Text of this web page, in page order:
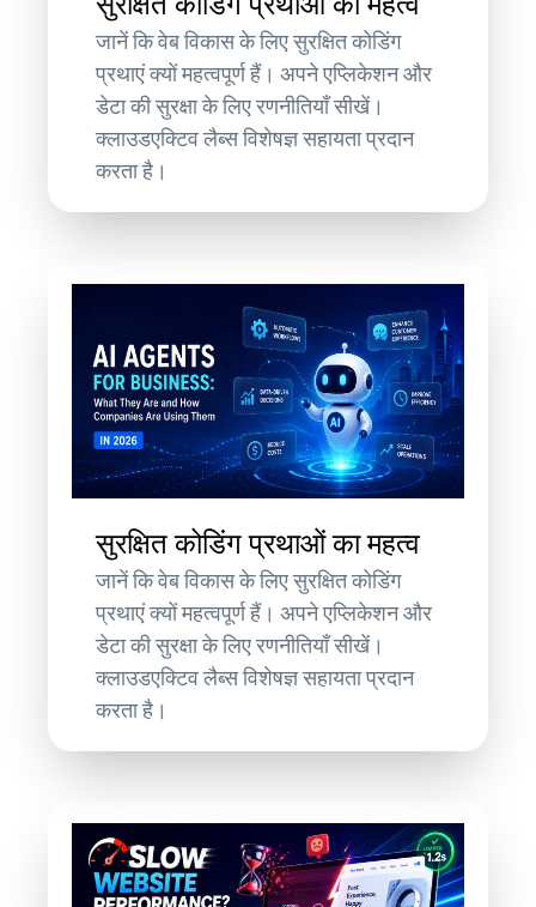
जानें कि वेब विकास के लिए सुरक्षित कोडिंग
प्रथाएं क्यों महत्वपूर्ण हैं। अपने एप्लिकेशन और
डेटा की सुरक्षा के लिए रणनीतियाँ सीखें।
क्लाउडएक्टिव लैब्स विशेषज्ञ सहायता प्रदान
करता है।
सुरक्षित कोडिंग प्रथाओं का महत्व
जानें कि वेब विकास के लिए सुरक्षित कोडिंग
प्रथाएं क्यों महत्वपूर्ण हैं। अपने एप्लिकेशन और
डेटा की सुरक्षा के लिए रणनीतियाँ सीखें।
क्लाउडएक्टिव लैब्स विशेषज्ञ सहायता प्रदान
करता है।